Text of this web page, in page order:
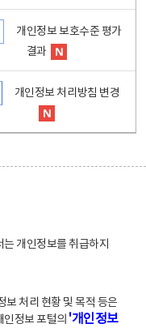
개인정보 보호수준 평가
결과
개인정보 처리방침 변경
개인정보를 취급하지
보 처리 현황 및 목적 등은
정보 포털의 '개인정보